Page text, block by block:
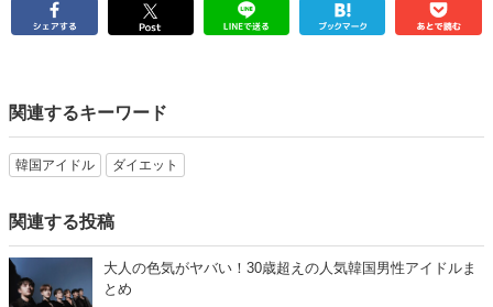
関連するキーワード
韓国アイドル ダイエット
関連する投稿
大人の色気がヤバい！30歳超えの人気韓国男性アイドルま
とめ